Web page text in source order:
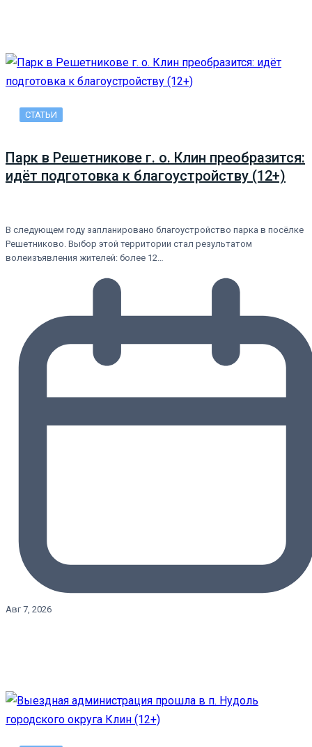
СТАТЬИ
Парк в Решетникове г. о. Клин преобразится:
идёт подготовка к благоустройству (12+)
В следующем году запланировано благоустройство парка в посёлке
Решетниково. Выбор этой территории стал результатом
волеизъявления жителей: более 12…
Авг 7, 2026